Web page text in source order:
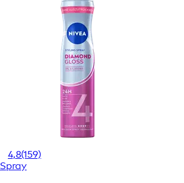
4,8(159)
Spray